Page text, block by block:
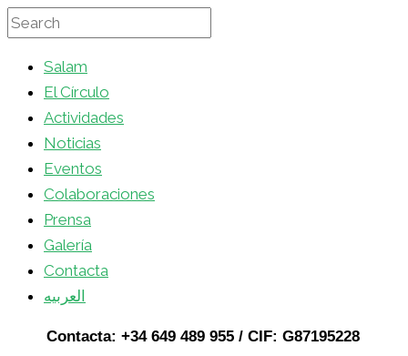
Salam
El Círculo
Actividades
Noticias
Eventos
Colaboraciones
Prensa
Galería
Contacta
العربيه
Contacta: +34 649 489 955 / CIF: G87195228